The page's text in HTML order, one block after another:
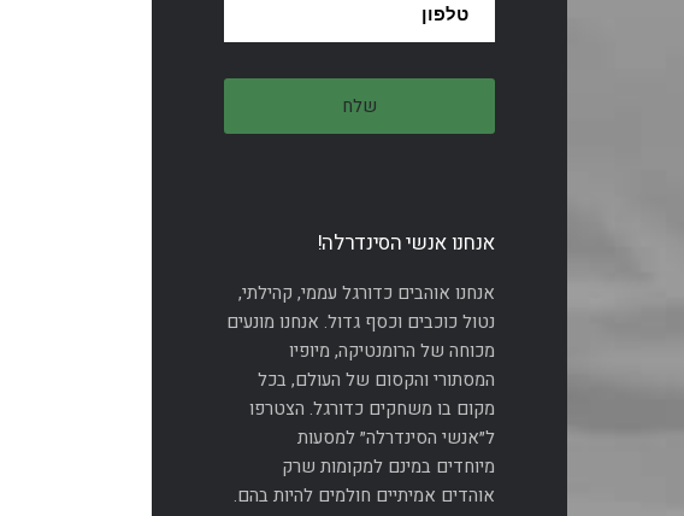
אנחנו אנשי הסינדרלה!
אנחנו אוהבים כדורגל עממי, קהילתי,
נטול כוכבים וכסף גדול. אנחנו מונעים
מכוחה של הרומנטיקה, מיופיו
המסתורי והקסום של העולם, בכל
מקום בו משחקים כדורגל. הצטרפו
ל״אנשי הסינדרלה״ למסעות
מיוחדים במינם למקומות שרק
אוהדים אמיתיים חולמים להיות בהם.